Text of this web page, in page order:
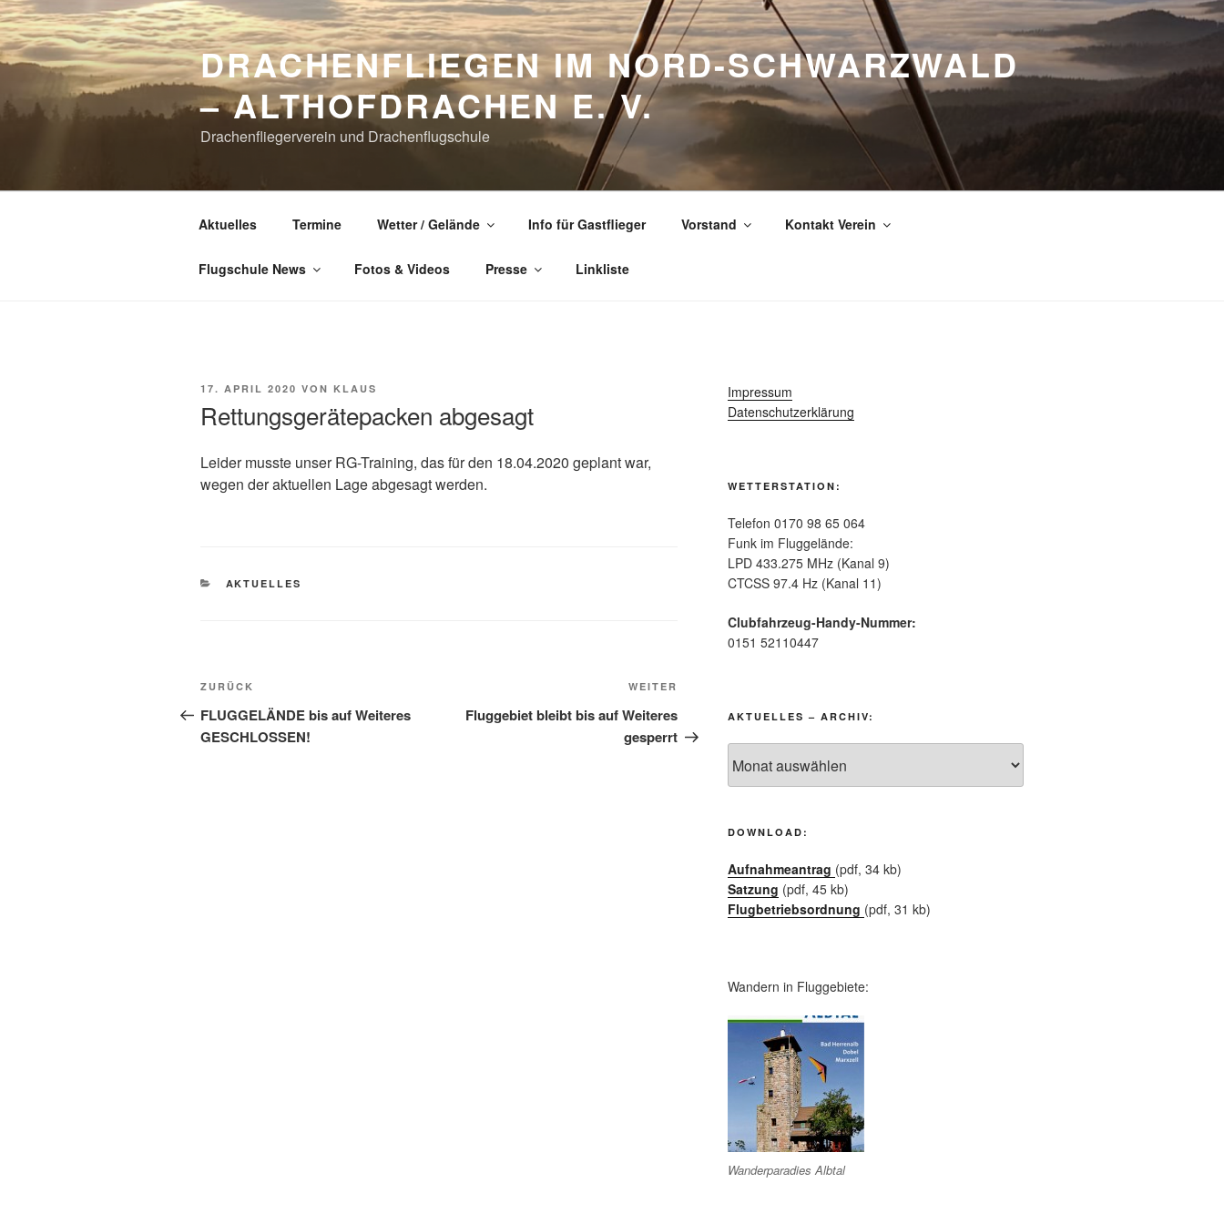
Zum
Inhalt
springen
DRACHENFLIEGEN IM NORD-SCHWARZWALD
– ALTHOFDRACHEN E. V.
Drachenfliegerverein und Drachenflugschule
Aktuelles Termine Wetter / Gelände Info für Gastflieger Vorstand Kontakt Verein
Flugschule News Fotos & Videos Presse Linkliste
VERÖFFENTLICHT
17. APRIL 2020 VON KLAUS
Rettungsgerätepacken abgesagt
Leider musste unser RG-Training, das für den 18.04.2020 geplant war,
wegen der aktuellen Lage abgesagt werden.
KATEGORIEN
AKTUELLES
Beitragsnavigation
Vorheriger
Beitrag
ZURÜCK
FLUGGELÄNDE bis auf Weiteres
GESCHLOSSEN!
Beitrag
WEITER
Fluggebiet bleibt bis auf Weiteres
gesperrt
Impressum
Datenschutzerklärung
WETTERSTATION:
Telefon 0170 98 65 064
Funk im Fluggelände:
LPD 433.275 MHz (Kanal 9)
CTCSS 97.4 Hz (Kanal 11)
Clubfahrzeug-Handy-Nummer:
0151 52110447
AKTUELLES – ARCHIV:
–
Archiv:
DOWNLOAD:
Aufnahmeantrag (pdf, 34 kb)
Satzung (pdf, 45 kb)
Flugbetriebsordnung (pdf, 31 kb)
Wandern in Fluggebiete:
Wanderparadies Albtal